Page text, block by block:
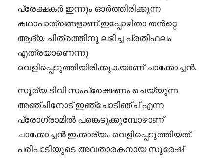
പ്രേക്ഷകർ ഇന്നും ഓർത്തിരിക്കുന്ന
കഥാപാത്രങ്ങളാണ്.ഇപ്പോഴിതാ തൻറ്റെ
ആദ്യ ചിത്രത്തിനു ലഭിച്ച പ്രതിഫലം
എത്രയാണെന്നു
വെളിപ്പെടുത്തിയിരിക്കുകയാണ് ചാക്കോച്ചൻ.
സൂര്യ ടിവി സംപ്രേക്ഷണം ചെയ്യുന്ന
അഞ്ചിനോട് ഇഞ്ചോടിഞ്ച് എന്ന
പ്രോഗ്രാമിൽ പങ്കെടുക്കുമ്പോഴാണ്
ചാക്കോച്ചൻ ഇക്കാര്യം വെളിപ്പെടുത്തിയത്.
പരിപാടിയുടെ അവതാരകനായ സുരേഷ്